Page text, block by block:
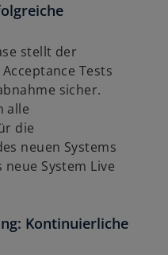
stellt der
Tests
sicher.
alle
die
neuen Systems
System Live
Kontinuierliche